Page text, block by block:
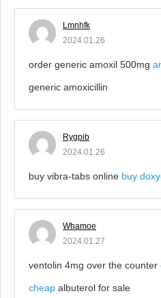
Lmnhfk
2024.01.26
order generic amoxil 500mg
generic amoxicillin
Rygpib
2024.01.26
buy vibra-tabs online buy
Whamoe
2024.01.27
ventolin 4mg over the counter
cheap albuterol for sale